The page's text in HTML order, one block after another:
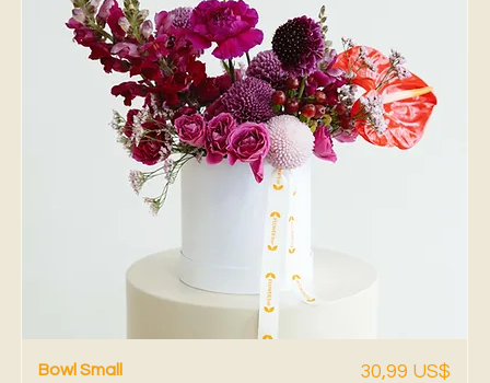
Bowl Small Precio
30,99 US$